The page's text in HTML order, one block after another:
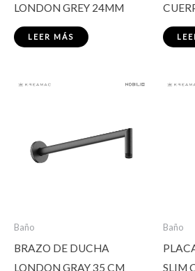
LONDON GREY 24MM
LEER MÁS
Baño
BRAZO DE DUCHA
LONDON GRAY 35 CM
Baño
SLIM